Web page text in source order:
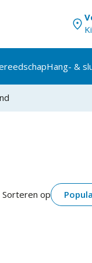
Hang- &
Sorteren op